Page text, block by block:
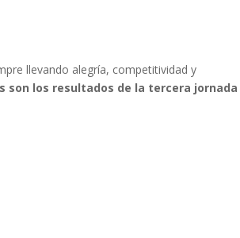
llevando alegría, competitividad y
son los resultados de la tercera